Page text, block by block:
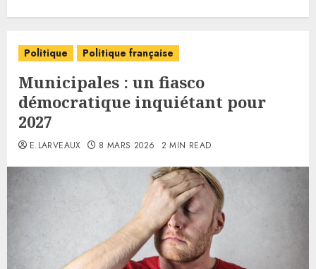
Politique Politique française
Municipales : un fiasco
démocratique inquiétant pour
2027
E.LARVEAUX 8 MARS 2026 2 MIN READ